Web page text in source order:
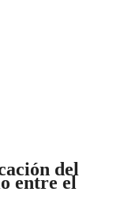
del
entre el